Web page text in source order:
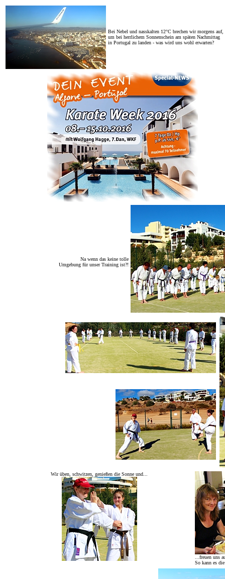
Bei Nebel und nasskalten 12°C brechen wir morgens auf,
um bei herrlichem Sonnenschein am späten Nachmittag
in Portugal zu landen - was wird uns wohl erwarten?
Na wenn das keine tolle
Umgebung für unser Training ist?!
Wir üben, schwitzen, genießen die Sonne und...
...freuen uns
So kann es